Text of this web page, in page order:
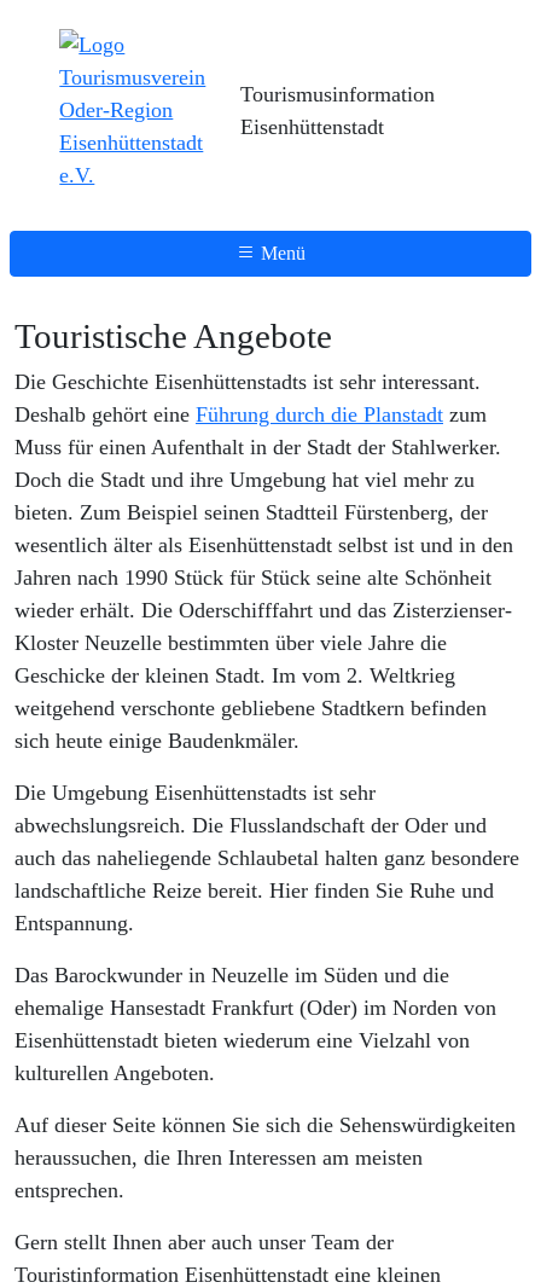
Tourismusinformation
Eisenhüttenstadt
Menü
Touristische Angebote
Die Geschichte Eisenhüttenstadts ist sehr interessant.
Deshalb gehört eine Führung durch die Planstadt zum
Muss für einen Aufenthalt in der Stadt der Stahlwerker.
Doch die Stadt und ihre Umgebung hat viel mehr zu
bieten. Zum Beispiel seinen Stadtteil Fürstenberg, der
wesentlich älter als Eisenhüttenstadt selbst ist und in den
Jahren nach 1990 Stück für Stück seine alte Schönheit
wieder erhält. Die Oderschifffahrt und das Zisterzienser-
Kloster Neuzelle bestimmten über viele Jahre die
Geschicke der kleinen Stadt. Im vom 2. Weltkrieg
weitgehend verschonte gebliebene Stadtkern befinden
sich heute einige Baudenkmäler.
Die Umgebung Eisenhüttenstadts ist sehr
abwechslungsreich. Die Flusslandschaft der Oder und
auch das naheliegende Schlaubetal halten ganz besondere
landschaftliche Reize bereit. Hier finden Sie Ruhe und
Entspannung.
Das Barockwunder in Neuzelle im Süden und die
ehemalige Hansestadt Frankfurt (Oder) im Norden von
Eisenhüttenstadt bieten wiederum eine Vielzahl von
kulturellen Angeboten.
Auf dieser Seite können Sie sich die Sehenswürdigkeiten
heraussuchen, die Ihren Interessen am meisten
entsprechen.
Gern stellt Ihnen aber auch unser Team der
Touristinformation Eisenhüttenstadt eine kleinen